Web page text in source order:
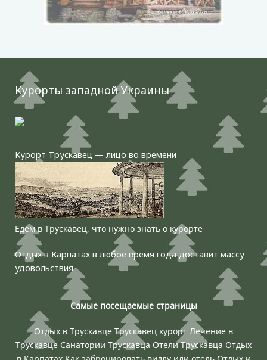
Курорты западной Украины
Курорт Трускавец — лицо во времени
Едем в Трускавец, что нужно знать о курорте
Отдых в Карпатах в любое время года доставит массу
удовольствия
Самые посещаемые страницы
Отдых в Трускавце Трускавец курорт Лечение в
Трускавце Санатории Трускавца Отели Трускавца Отдых